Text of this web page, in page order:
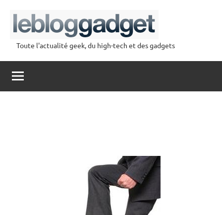
contenu
lebloggadget
Toute l'actualité geek, du high-tech et des gadgets